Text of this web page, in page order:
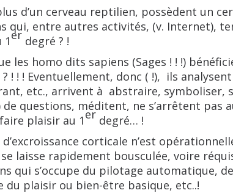
d’un cerveau reptilien, possèdent un
qui, entre autres activités, (v. Internet),
1er degré ? !
les homo dits sapiens (Sages ! ! !)
! ! ! Eventuellement, donc ( !), ils
etc., arrivent à abstraire, symboliser,
questions, méditent, ne s’arrêtent pas
plaisir au 1er degré… !
corticale n’est
laisse rapidement bousculée, voire
qui s’occupe du pilotage automatique,
du plaisir ou bien-être basique, etc..!